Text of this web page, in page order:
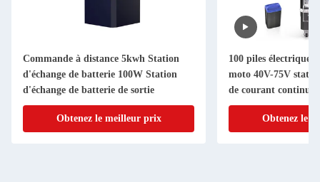
Commande à distance 5kwh Station
d'échange de batterie 100W Station
d'échange de batterie de sortie
Obtenez le meilleur prix
100 piles électriques
moto 40V-75V
de courant continu
Obtenez le